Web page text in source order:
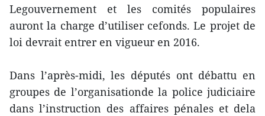
Legouvernement et les comités populaires
auront la charge d’utiliser cefonds. Le projet de
loi devrait entrer en vigueur en 2016.
Dans l’après-midi, les députés ont débattu en
groupes de l’organisationde la police judiciaire
dans l’instruction des affaires pénales et dela